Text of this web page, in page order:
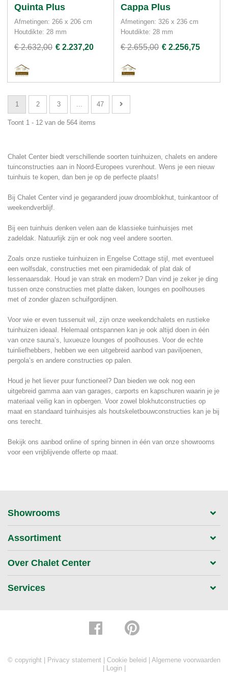
Quinta Plus
Afmetingen: 266 x 206 cm
Houtdikte: 28 mm
€ 2.632,00 € 2.237,20
Cappa Plus
Afmetingen: 326 x 236 cm
Houtdikte: 28 mm
€ 2.655,00 € 2.256,75
1 2 3 47
Toont 1 - 12 van de 564 items
Chalet Center biedt verschillende soorten tuinhuizen, chalets en andere
tuinconstructies aan in Noord-Europees vurenhout. Wens je een nieuw
tuinhuis te kopen, dan ben je op de perfecte plaats!
Bij Chalet Center vind je gegaranderd jouw droomblokhut, tuinkantoor of
weekendverblijf.
Bij een tuinhuis denken velen aan de klassieke tuinhuisjes met
zadeldak. Natuurlijk zijn er ook nog veel andere soorten.
Zoals onze rustieke tuinhuizen in Engelse Cottage stijl, met eventueel
een wolfsdak, constructies met een piramidedak of plat dak of
lessenaarsdak. Houd je van strak en modern? Dan vind je zeker je ding
tussen onze constructies met platte daken, lounges en poolhouses
met of zonder glazen schuifgordijnen.
Voor wie er even tussenuit wil, zijn onze weekendchalets en rustieke
tuinhuizen ideaal. Helemaal ontspannen kan je ook altijd doen in één
van onze sauna’s, luxueuze lounges of poolhouses. Voor de echte
tuinliefhebbers, hebben we een uitgebreid aanbod van paviljoenen,
pergola’s en andere constructies op palen.
Houd je het liever puur functioneel? Dan bieden we ook nog een
uitgebreid gamma aan van garages, carports en kapschuren waarin je je
materiaal veilig kan in opbergen. Voor zowel blokhutconstructies op
maat en standaard tuinhuisjes als houtskeletbouwconstructies kan je bij
ons terecht.
Bekijk ons aanbod online of spring binnen in één van onze showrooms
voor een vrijblijvende offerte op maat.
Showrooms
Assortiment
Over Chalet Center
Services
© copyright | Privacy statement Cookie beleid
Algemene voorwaarden
Login|